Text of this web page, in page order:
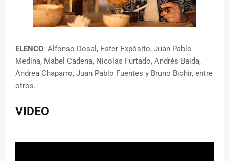
ELENCO: Alfonso Dosal, Ester Expósito, Juan Pablo
Medina, Mabel Cadena, Nicolás Furtado, Andrés Baida,
Andrea Chaparro, Juan Pablo Fuentes y Bruno Bichir, entre
otros.
VIDEO